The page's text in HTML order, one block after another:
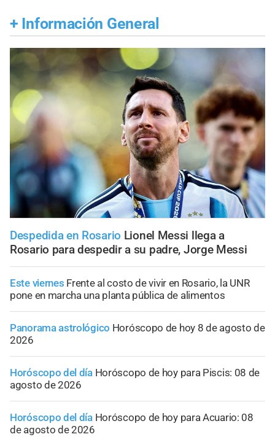
+ Información General
Despedida en Rosario Lionel Messi llega a
Rosario para despedir a su padre, Jorge Messi
Este viernes Frente al costo de vivir en Rosario, la UNR
pone en marcha una planta pública de alimentos
Panorama astrológico Horóscopo de hoy 8 de agosto de
2026
Horóscopo del día Horóscopo de hoy para Piscis: 08 de
agosto de 2026
Horóscopo del día Horóscopo de hoy para Acuario: 08
de agosto de 2026